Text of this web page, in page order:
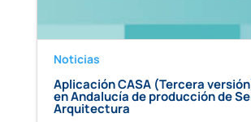
Noticias
Aplicación CASA (Tercera
en Andalucía de producción de
Arquitectura